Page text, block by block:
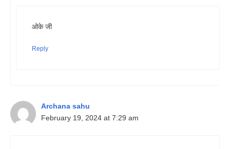
ओके जी
Reply
Archana sahu
February 19, 2024 at 7:29 am